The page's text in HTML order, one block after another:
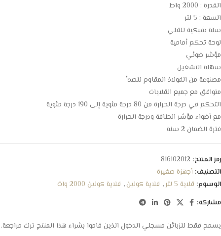
القدرة : 2000 واط
السعة : 5 لتر
سلة شبكية للقلي
لوحة تحكم أمامية
مؤشر ضوئي
سهلة التشغيل
مصنوعة من الفولاذ المقاوم للصدأ
متوافق مع جميع القلايات
التحكم في درجة الحرارة من 80 درجة مئوية إلى 190 درجة مئوية
مع أضواء مؤشر الطاقة ودرجة الحرارة
فترة الضمان 2 سنة
رمز المنتج: 816102012
التصنيف: أجهزة صغيرة
الوسوم: قلاية 5 لتر , قلاية كولين, قلاية كولين 2000 وات
مشاركة:
يسمح فقط للزبائن مسجلي الدخول الذين قاموا بشراء هذا المنتج ترك مراجعة.